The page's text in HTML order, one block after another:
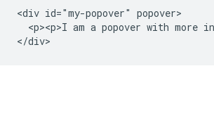
<div id="my-popover" popover>
<p><p>I am a popover with more